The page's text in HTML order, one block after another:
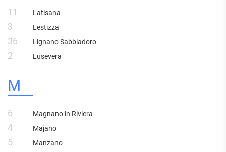
11 Latisana
3 Lestizza
36 Lignano Sabbiadoro
2 Lusevera
M
6 Magnano in Riviera
4 Majano
5 Manzano